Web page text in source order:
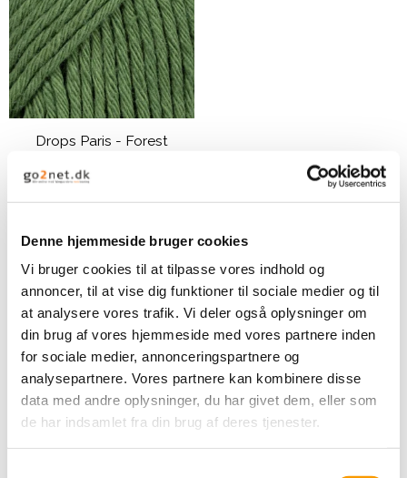
Denne hjemmeside bruger cookies
Vi bruger cookies til at tilpasse vores indhold og
annoncer, til at vise dig funktioner til sociale medier og til
at analysere vores trafik. Vi deler også oplysninger om
din brug af vores hjemmeside med vores partnere inden
for sociale medier, annonceringspartnere og
analysepartnere. Vores partnere kan kombinere disse
data med andre oplysninger, du har givet dem, eller som
de har indsamlet fra din brug af deres tjenester.
Drops Paris - Forest
DROPS Design
15,00 DKK
VIS PRODUKT